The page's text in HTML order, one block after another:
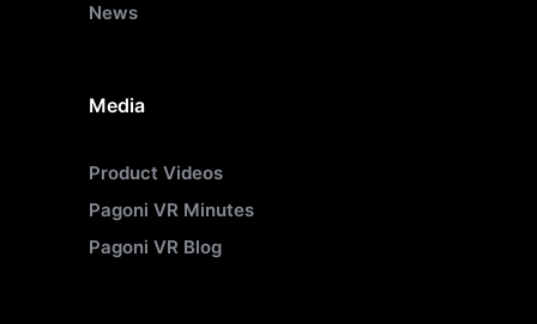
News
Media
Product Videos
Pagoni VR Minutes
Pagoni VR Blog